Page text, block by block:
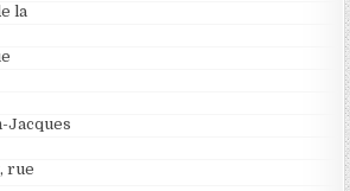
la
Jacques
rue